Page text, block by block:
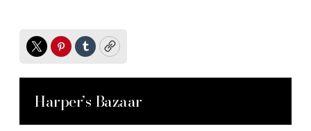
TwitterPinterest
TumblrCopy
Harper’s Bazaar